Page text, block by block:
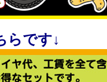
らです↓